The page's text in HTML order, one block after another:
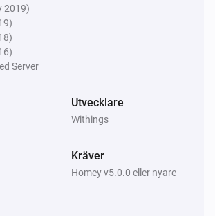
blodtryck har mätts
2019)
Server
Utvecklare
Withings
Kräver
Homey v5.0.0 eller nyare